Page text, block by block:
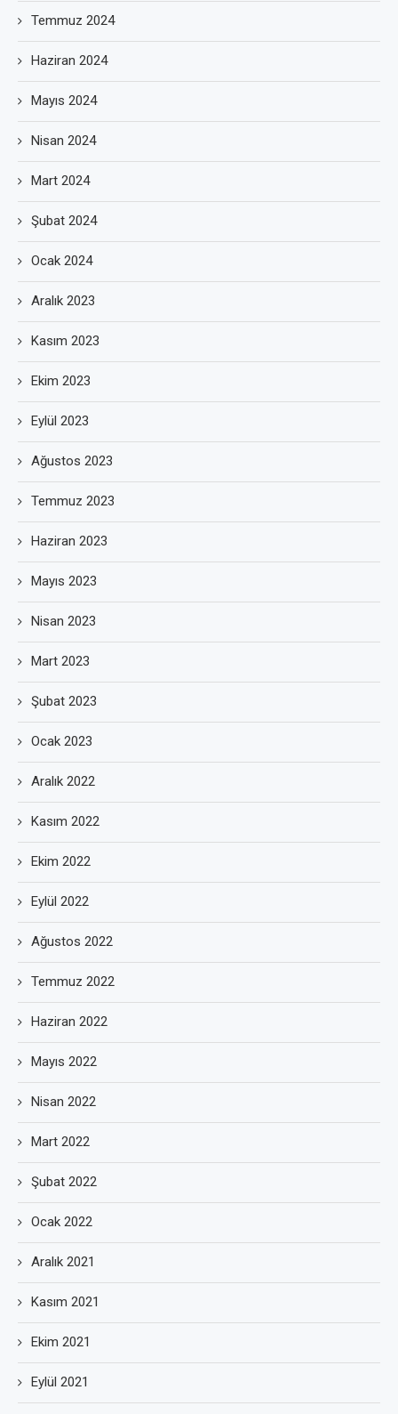
Temmuz 2024
Haziran 2024
Mayıs 2024
Nisan 2024
Mart 2024
Şubat 2024
Ocak 2024
Aralık 2023
Kasım 2023
Ekim 2023
Eylül 2023
Ağustos 2023
Temmuz 2023
Haziran 2023
Mayıs 2023
Nisan 2023
Mart 2023
Şubat 2023
Ocak 2023
Aralık 2022
Kasım 2022
Ekim 2022
Eylül 2022
Ağustos 2022
Temmuz 2022
Haziran 2022
Mayıs 2022
Nisan 2022
Mart 2022
Şubat 2022
Ocak 2022
Aralık 2021
Kasım 2021
Ekim 2021
Eylül 2021